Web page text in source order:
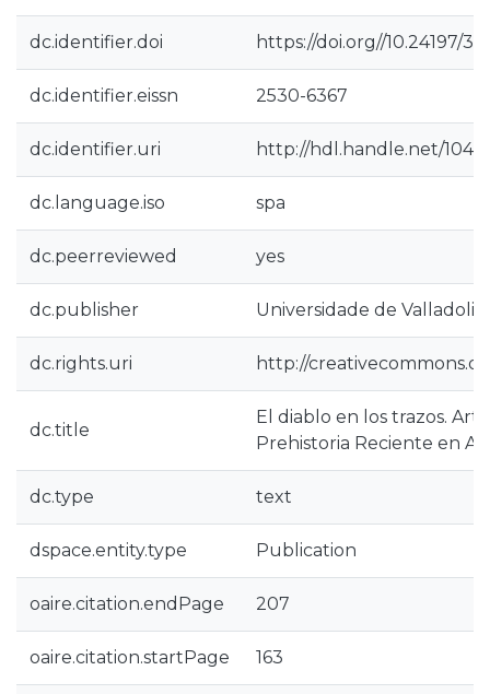
dc.identifier.doi https://doi.org//10.24197/
dc.identifier.eissn 2530-6367
dc.identifier.uri http://hdl.handle.net/
dc.language.iso spa
dc.peerreviewed yes
dc.publisher Universidade de Valladolid
dc.rights.uri http://
dc.title
El diablo en los trazos.
Prehistoria Reciente en
dc.type text
dspace.entity.type Publication
oaire.citation.endPage 207
oaire.citation.startPage 163